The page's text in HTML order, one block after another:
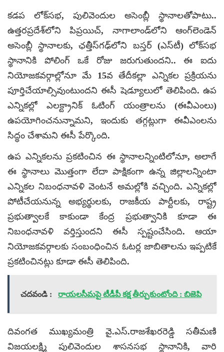
కడప లోక్‌సభ, పులివెందుల అసెంబ్లీ స్థానాలతోపాటు..
ఉత్తరప్రదేశ్‌లోని పిప్రయిచ్, నాగాలాండ్‌లోని ఆంగ్‌లెండెన్
అసెంబ్లీ స్థానాలకు, ఛత్తీస్‌గఢ్‌లోని బస్తర్ (ఎస్‌టీ) లోక్‌సభ
స్థానానికి పోలింగ్ ఒకే రోజు జరుగుతుందని.. ఈ ఐదు
నియోజకవర్గాల్లోనూ మే 15వ తేదీకల్లా ఎన్నికల ప్రక్రియను
పూర్తిచేయాల్సివుంటుందని ఈసీ షెడ్యూలులో తెలిపింది. ఉప
ఎన్నికల్లో ఎలక్ట్రానిక్ ఓటింగ్ యంత్రాలను (ఈవీఎంలు)
ఉపయోగించనున్నామని, ఇందుకు తగ్గట్లుగా ఈవీఎంలను
సిద్ధం చేశామని ఈసీ పేర్కొంది.
ఉప ఎన్నికలను ప్రకటించిన ఈ స్థానాలన్నింటిలోనూ, అలాగే
ఈ స్థానాలు మొత్తంగా లేదా పాక్షికంగా ఉన్న జిల్లాలన్నింటా
ఎన్నికల నిబంధనావళి వెంటనే అమల్లోకి వచ్చింది. ఎన్నికల్లో
పోటీచేయనున్న అభ్యర్థులకు, రాజకీయ పార్టీలకు, రాష్ట్ర
ప్రభుత్వాలకే కాకుండా కేంద్ర ప్రభుత్వానికి కూడా ఈ
నిబంధనావళి వర్తిస్తుందని ఈసీ స్పష్టంచేసింది. ఆయా
నియోజకవర్గాలకు సంబంధించిన ఓటర్ల జాబితాలను ఇప్పటికే
ప్రకటించినట్లు కూడా ఈసీ తెలిపింది.
చదవండి : రాయలసీమపై టీడీపీ కక్ష తీర్చుకుంటోంది : బిజెపి
దివంగత ముఖ్యమంత్రి వై.ఎస్.రాజశేఖరరెడ్డి సతీమణి
విజయలక్ష్మి పులివెందుల శాసనసభ స్థానానికి, వారి